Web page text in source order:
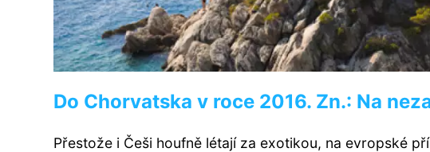
Do Chorvatska v roce 2016. Zn.: Na
Přestože i Češi houfně létají za exotikou, na evropské